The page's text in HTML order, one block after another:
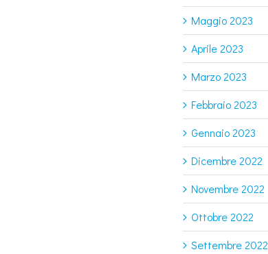
Maggio 2023
Aprile 2023
Marzo 2023
Febbraio 2023
Gennaio 2023
Dicembre 2022
Novembre 2022
Ottobre 2022
Settembre 2022